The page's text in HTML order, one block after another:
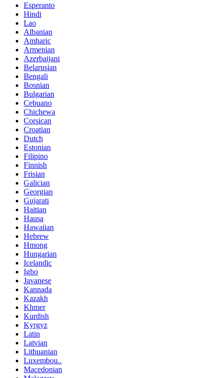
Esperanto
Hindi
Lao
Albanian
Amharic
Armenian
Azerbaijani
Belarusian
Bengali
Bosnian
Bulgarian
Cebuano
Chichewa
Corsican
Croatian
Dutch
Estonian
Filipino
Finnish
Frisian
Galician
Georgian
Gujarati
Haitian
Hausa
Hawaiian
Hebrew
Hmong
Hungarian
Icelandic
Igbo
Javanese
Kannada
Kazakh
Khmer
Kurdish
Kyrgyz
Latin
Latvian
Lithuanian
Luxembou..
Macedonian